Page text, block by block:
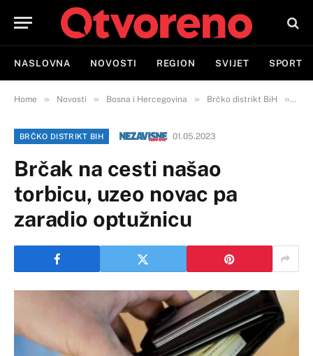
NASLOVNA NOVOSTI REGION SVIJET SPORT
Home » Novosti » Bosna i Hercegovina » Brčko distrikt BiH »
BRČKO DISTRIKT BIH 01.05.2023
Brčak na cesti našao
torbicu, uzeo novac pa
zaradio optužnicu